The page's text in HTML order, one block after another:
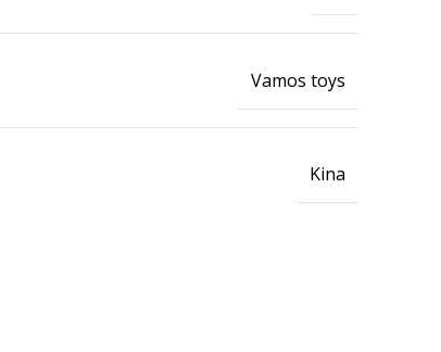
Vamos toys
Kina